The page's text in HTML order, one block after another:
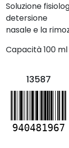
Soluzione
detersione
nasale e la
Capacità 100 ml
13587
940481967